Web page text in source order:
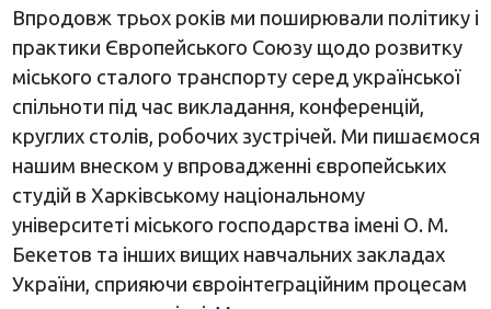
Впродовж трьох років ми поширювали політику і
практики Європейського Союзу щодо розвитку
міського сталого транспорту серед української
спільноти під час викладання, конференцій,
круглих столів, робочих зустрічей. Ми пишаємося
нашим внеском у впровадженні європейських
студій в Харківському національному
університеті міського господарства імені О. М.
Бекетов та інших вищих навчальних закладах
України, сприяючи євроінтеграційним процесам